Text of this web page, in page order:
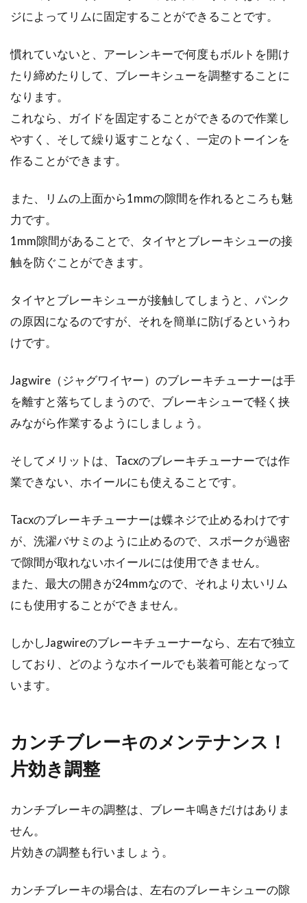
ジによってリムに固定することができることです。
慣れていないと、アーレンキーで何度もボルトを開け
たり締めたりして、ブレーキシューを調整することに
なります。
これなら、ガイドを固定することができるので作業し
やすく、そして繰り返すことなく、一定のトーインを
作ることができます。
また、リムの上面から1mmの隙間を作れるところも魅
力です。
1mm隙間があることで、タイヤとブレーキシューの接
触を防ぐことができます。
タイヤとブレーキシューが接触してしまうと、パンク
の原因になるのですが、それを簡単に防げるというわ
けです。
Jagwire（ジャグワイヤー）のブレーキチューナーは手
を離すと落ちてしまうので、ブレーキシューで軽く挟
みながら作業するようにしましょう。
そしてメリットは、Tacxのブレーキチューナーでは作
業できない、ホイールにも使えることです。
Tacxのブレーキチューナーは蝶ネジで止めるわけです
が、洗濯バサミのように止めるので、スポークが過密
で隙間が取れないホイールには使用できません。
また、最大の開きが24mmなので、それより太いリム
にも使用することができません。
しかしJagwireのブレーキチューナーなら、左右で独立
しており、どのようなホイールでも装着可能となって
います。
カンチブレーキのメンテナンス！
片効き調整
カンチブレーキの調整は、ブレーキ鳴きだけはありま
せん。
片効きの調整も行いましょう。
カンチブレーキの場合は、左右のブレーキシューの隙